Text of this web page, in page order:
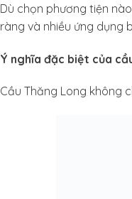
Dù chọn phương tiện
ràng và nhiều ứng dụng
Ý nghĩa đặc biệt của
Cầu Thăng Long không